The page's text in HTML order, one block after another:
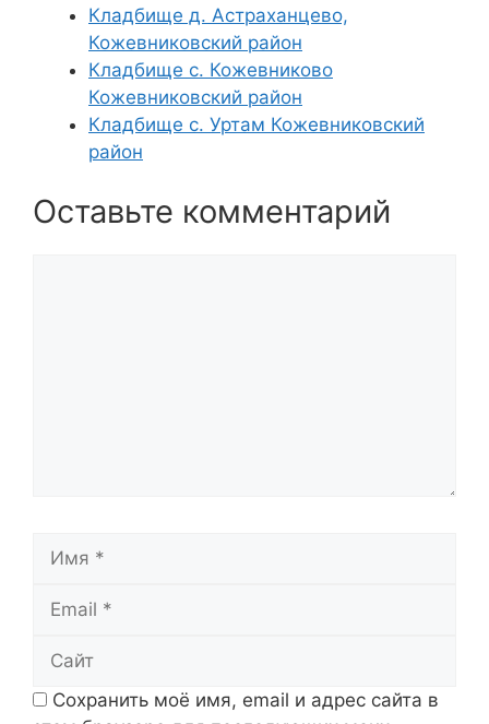
Кладбище д. Астраханцево,
Кожевниковский район
Кладбище с. Кожевниково
Кожевниковский район
Кладбище с. Уртам Кожевниковский
район
Оставьте комментарий
Сохранить моё имя, email и адрес сайта в